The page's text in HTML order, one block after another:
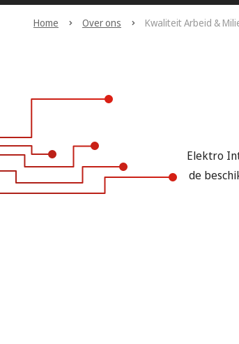
Home Over ons Kwaliteit Arbeid &
Elektro
de